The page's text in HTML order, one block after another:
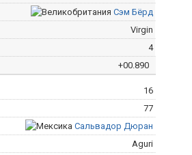
Сэм Бёрд
Virgin
4
+00.890
16
77
Сальвадор Дюран
Aguri